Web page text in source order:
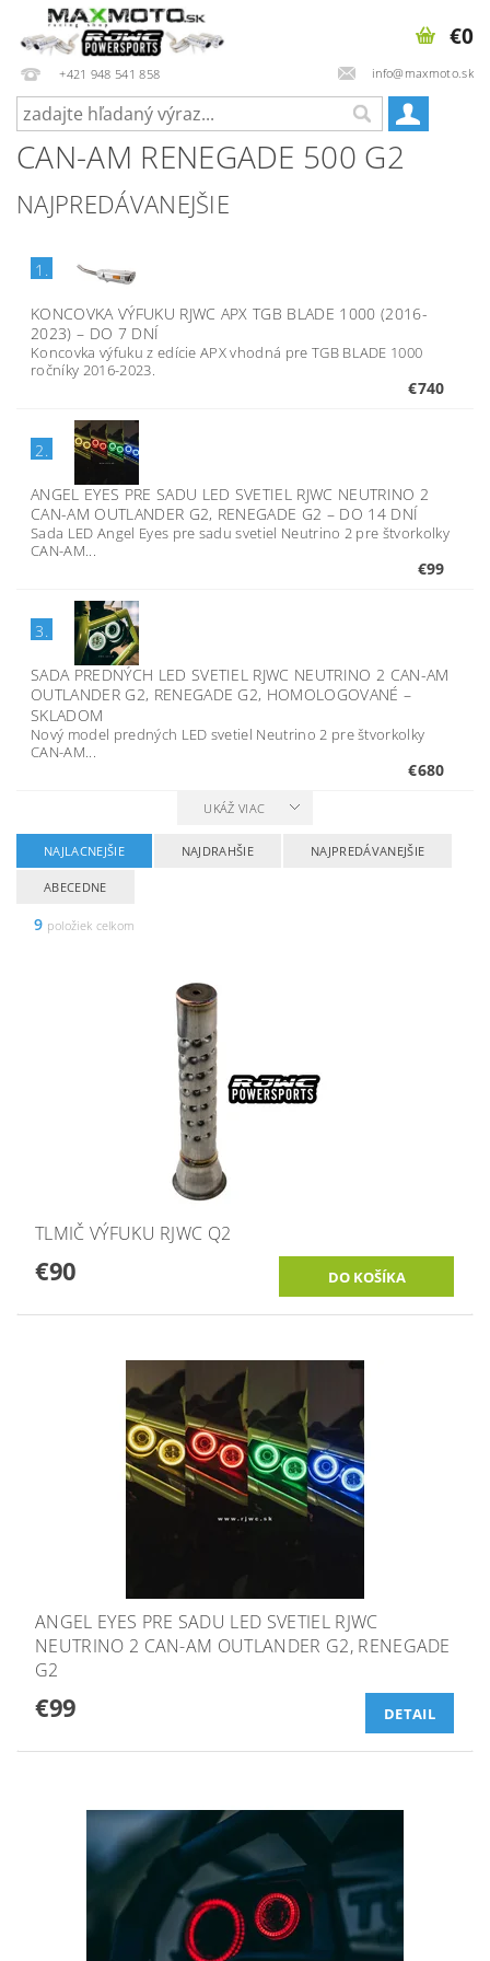
+421 948 541 858 info@maxmoto.sk
€0
CAN-AM RENEGADE 500 G2
NAJPREDÁVANEJŠIE
1.
KONCOVKA VÝFUKU RJWC APX TGB BLADE 1000 (2016-
2023)– DO 7 DNÍ
Koncovka výfuku z edície APX vhodná pre TGB BLADE 1000
ročníky 2016-2023.
€740
2.
ANGEL EYES PRE SADU LED SVETIEL RJWC NEUTRINO 2
CAN-AM OUTLANDER G2, RENEGADE G2 – DO 14 DNÍ
Sada LED Angel Eyes pre sadu svetiel Neutrino 2 pre štvorkolky
CAN-AM...
€99
3.
SADA PREDNÝCH LED SVETIEL RJWC NEUTRINO 2 CAN-AM
OUTLANDER G2, RENEGADE G2, HOMOLOGOVANÉ –
SKLADOM
Nový model predných LED svetiel Neutrino 2 pre štvorkolky
CAN-AM...
€680
UKÁŽ VIAC
NAJLACNEJŠIE NAJDRAHŠIE NAJPREDÁVANEJŠIE
ABECEDNE
9 položiek celkom
TLMIČ VÝFUKU RJWC Q2
€90
ANGEL EYES PRE SADU LED SVETIEL RJWC
NEUTRINO 2 CAN-AM OUTLANDER G2, RENEGADE
G2
€99 DETAIL